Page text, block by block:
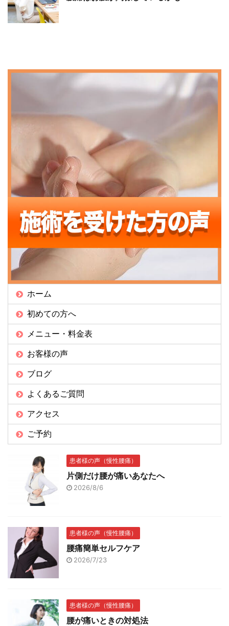
ホーム
初めての方へ
メニュー・料金表
お客様の声
ブログ
よくあるご質問
アクセス
ご予約
患者様の声（慢性腰痛）
片側だけ腰が痛いあなたへ
2026/8/6
患者様の声（慢性腰痛）
腰痛簡単セルフケア
2026/7/23
患者様の声（慢性腰痛）
腰が痛いときの対処法